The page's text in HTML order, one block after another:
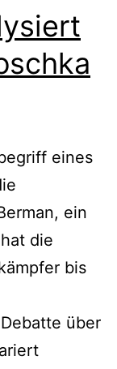
eines
ein
die
bis
über